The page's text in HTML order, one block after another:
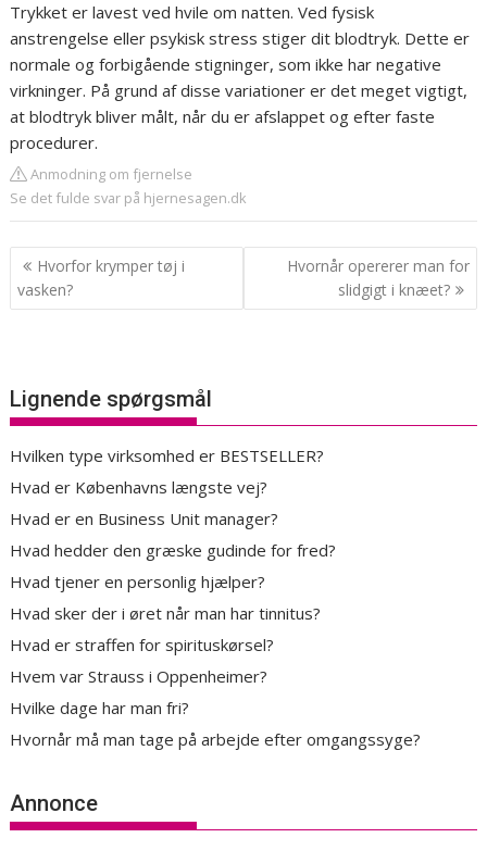
Trykket er lavest ved hvile om natten. Ved fysisk
anstrengelse eller psykisk stress stiger dit blodtryk. Dette er
normale og forbigående stigninger, som ikke har negative
virkninger. På grund af disse variationer er det meget vigtigt,
at blodtryk bliver målt, når du er afslappet og efter faste
procedurer.
Anmodning om fjernelse
Se det fulde svar på hjernesagen.dk
Indlægsnavigation
Hvorfor krymper tøj i
vasken?
Hvornår opererer man for
slidgigt i knæet?
Lignende spørgsmål
Hvilken type virksomhed er BESTSELLER?
Hvad er Københavns længste vej?
Hvad er en Business Unit manager?
Hvad hedder den græske gudinde for fred?
Hvad tjener en personlig hjælper?
Hvad sker der i øret når man har tinnitus?
Hvad er straffen for spirituskørsel?
Hvem var Strauss i Oppenheimer?
Hvilke dage har man fri?
Hvornår må man tage på arbejde efter omgangssyge?
Annonce